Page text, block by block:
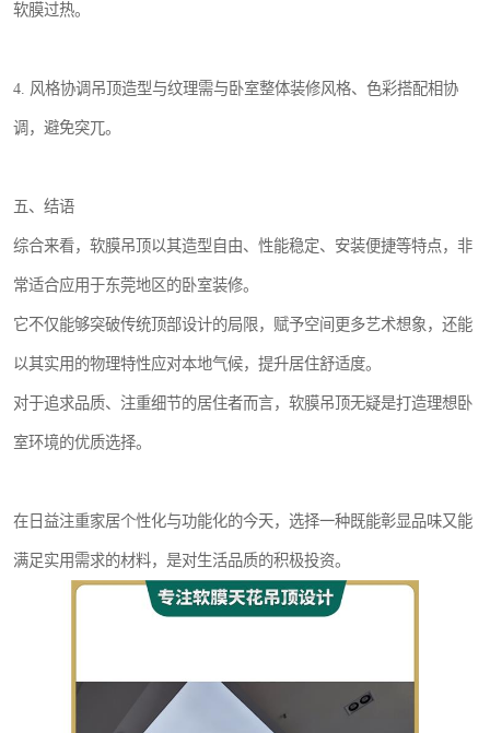
软膜过热。
4. 风格协调吊顶造型与纹理需与卧室整体装修风格、色彩搭配相协
调，避免突兀。
五、结语
综合来看，软膜吊顶以其造型自由、性能稳定、安装便捷等特点，非
常适合应用于东莞地区的卧室装修。
它不仅能够突破传统顶部设计的局限，赋予空间更多艺术想象，还能
以其实用的物理特性应对本地气候，提升居住舒适度。
对于追求品质、注重细节的居住者而言，软膜吊顶无疑是打造理想卧
室环境的优质选择。
在日益注重家居个性化与功能化的今天，选择一种既能彰显品味又能
满足实用需求的材料，是对生活品质的积极投资。